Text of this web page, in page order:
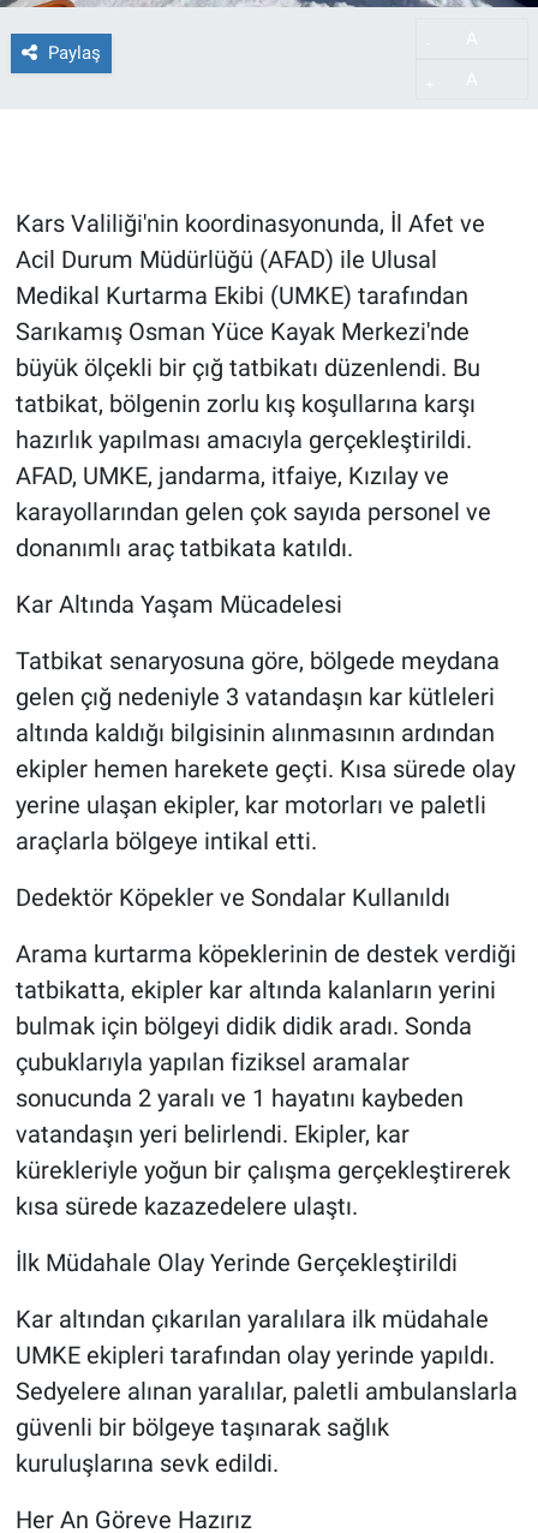
Paylaş
Kars Valiliği'nin koordinasyonunda, İl Afet ve
Acil Durum Müdürlüğü (AFAD) ile Ulusal
Medikal Kurtarma Ekibi (UMKE) tarafından
Sarıkamış Osman Yüce Kayak Merkezi'nde
büyük ölçekli bir çığ tatbikatı düzenlendi. Bu
tatbikat, bölgenin zorlu kış koşullarına karşı
hazırlık yapılması amacıyla gerçekleştirildi.
AFAD, UMKE, jandarma, itfaiye, Kızılay ve
karayollarından gelen çok sayıda personel ve
donanımlı araç tatbikata katıldı.
Kar Altında Yaşam Mücadelesi
Tatbikat senaryosuna göre, bölgede meydana
gelen çığ nedeniyle 3 vatandaşın kar kütleleri
altında kaldığı bilgisinin alınmasının ardından
ekipler hemen harekete geçti. Kısa sürede olay
yerine ulaşan ekipler, kar motorları ve paletli
araçlarla bölgeye intikal etti.
Dedektör Köpekler ve Sondalar Kullanıldı
Arama kurtarma köpeklerinin de destek verdiği
tatbikatta, ekipler kar altında kalanların yerini
bulmak için bölgeyi didik didik aradı. Sonda
çubuklarıyla yapılan fiziksel aramalar
sonucunda 2 yaralı ve 1 hayatını kaybeden
vatandaşın yeri belirlendi. Ekipler, kar
kürekleriyle yoğun bir çalışma gerçekleştirerek
kısa sürede kazazedelere ulaştı.
İlk Müdahale Olay Yerinde Gerçekleştirildi
Kar altından çıkarılan yaralılara ilk müdahale
UMKE ekipleri tarafından olay yerinde yapıldı.
Sedyelere alınan yaralılar, paletli ambulanslarla
güvenli bir bölgeye taşınarak sağlık
kuruluşlarına sevk edildi.
Her An Göreve Hazırız